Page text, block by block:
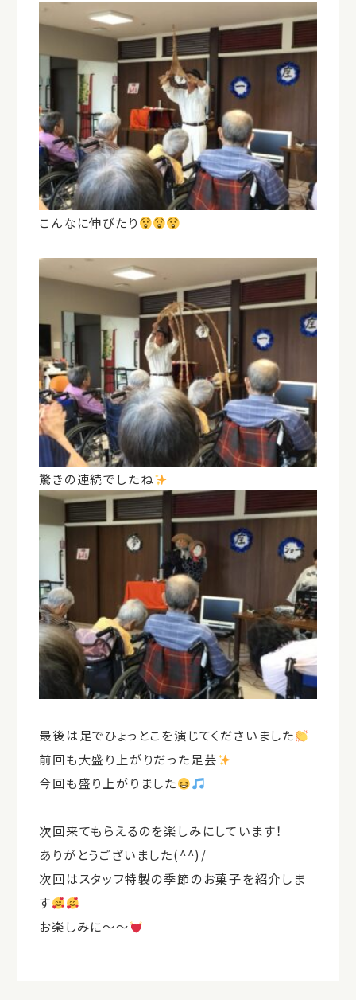
こんなに伸びたり
驚きの連続でしたね
最後は足でひょっとこを演じてくださいました
前回も大盛り上がりだった足芸
今回も盛り上がりました
次回来てもらえるのを楽しみにしています！
ありがとうございました(^^)/
次回はスタッフ特製の季節のお菓子を紹介しま
す
お楽しみに～～